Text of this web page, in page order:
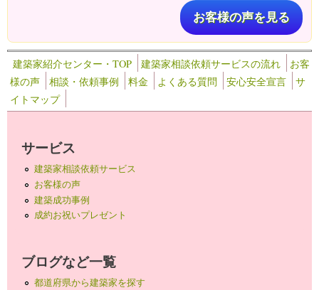
お客様の声を見る
建築家紹介センター・TOP 建築家相談依頼サービスの流れ
お客
様の声
相談・依頼事例 料金 よくある質問 安心安全宣言
サ
イトマップ
サービス
建築家相談依頼サービス
お客様の声
建築成功事例
成約お祝いプレゼント
ブログなど一覧
都道府県から建築家を探す